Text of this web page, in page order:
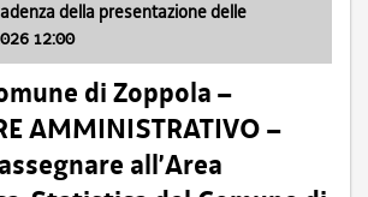
della presentazione delle
12:00
di Zoppola –
AMMINISTRATIVO –
all’Area